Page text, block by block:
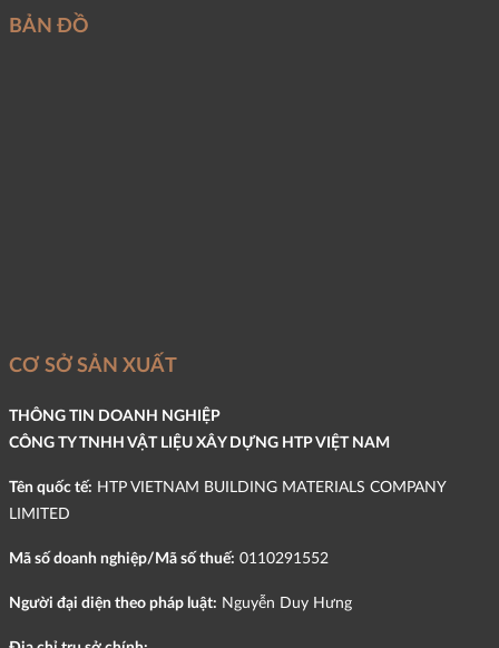
BẢN ĐỒ
CƠ SỞ SẢN XUẤT
THÔNG TIN DOANH NGHIỆP
CÔNG TY TNHH VẬT LIỆU XÂY DỰNG HTP VIỆT NAM
Tên quốc tế: HTP VIETNAM BUILDING MATERIALS COMPANY
LIMITED
Mã số doanh nghiệp/Mã số thuế: 0110291552
Người đại diện theo pháp luật: Nguyễn Duy Hưng